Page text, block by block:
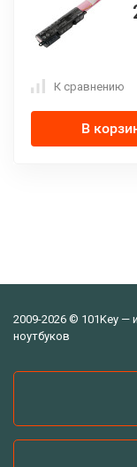
К сравнению
В
2009-2026 © 101Key —
ноутбуков